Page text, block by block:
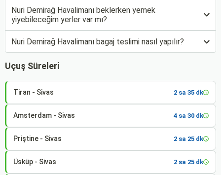
Nuri Demirağ Havalimanı beklerken yemek
yiyebileceğim yerler var mı?
Nuri Demirağ Havalimanı bagaj teslimi nasıl yapılır?
Uçuş Süreleri
Tiran - Sivas 2 sa 35 dk
Amsterdam - Sivas 4 sa 30 dk
Priştine - Sivas 2 sa 25 dk
Üsküp - Sivas 2 sa 25 dk